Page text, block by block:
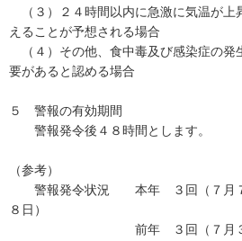
（３）２４時間以内に急激に気温が上
えることが予想される場合
（４）その他、食中毒及び感染症の発
要があると認める場合
５ 警報の有効期間
警報発令後４８時間とします。
（参考）
警報発令状況 本年 ３回（７月７
８日）
前年 ３回（７月３日、７